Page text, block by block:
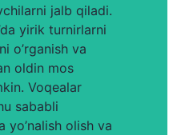
jalb qiladi.
yirik turnirlarni
o’rganish va
oldin mos
Voqealar
sababli
yo’nalish olish va